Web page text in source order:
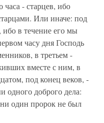
часа - старцев, ибо
Или иначе: под
ибо в течение его мы
часу дня Господь
в третьем -
вместе с ним, в
под конец веков, -
одного доброго дела:
один пророк не был